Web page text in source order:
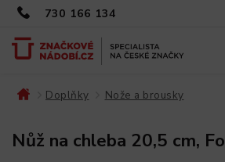
730 166 134
Doplňky Nože a brousky
Nůž na chleba 20,5 cm,